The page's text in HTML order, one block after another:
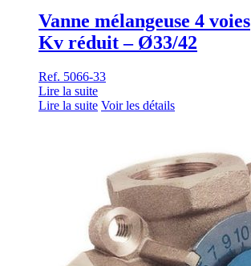
Vanne mélangeuse 4 voies
Kv réduit – Ø33/42
Ref. 5066-33
Lire la suite
Lire la suite Voir les détails